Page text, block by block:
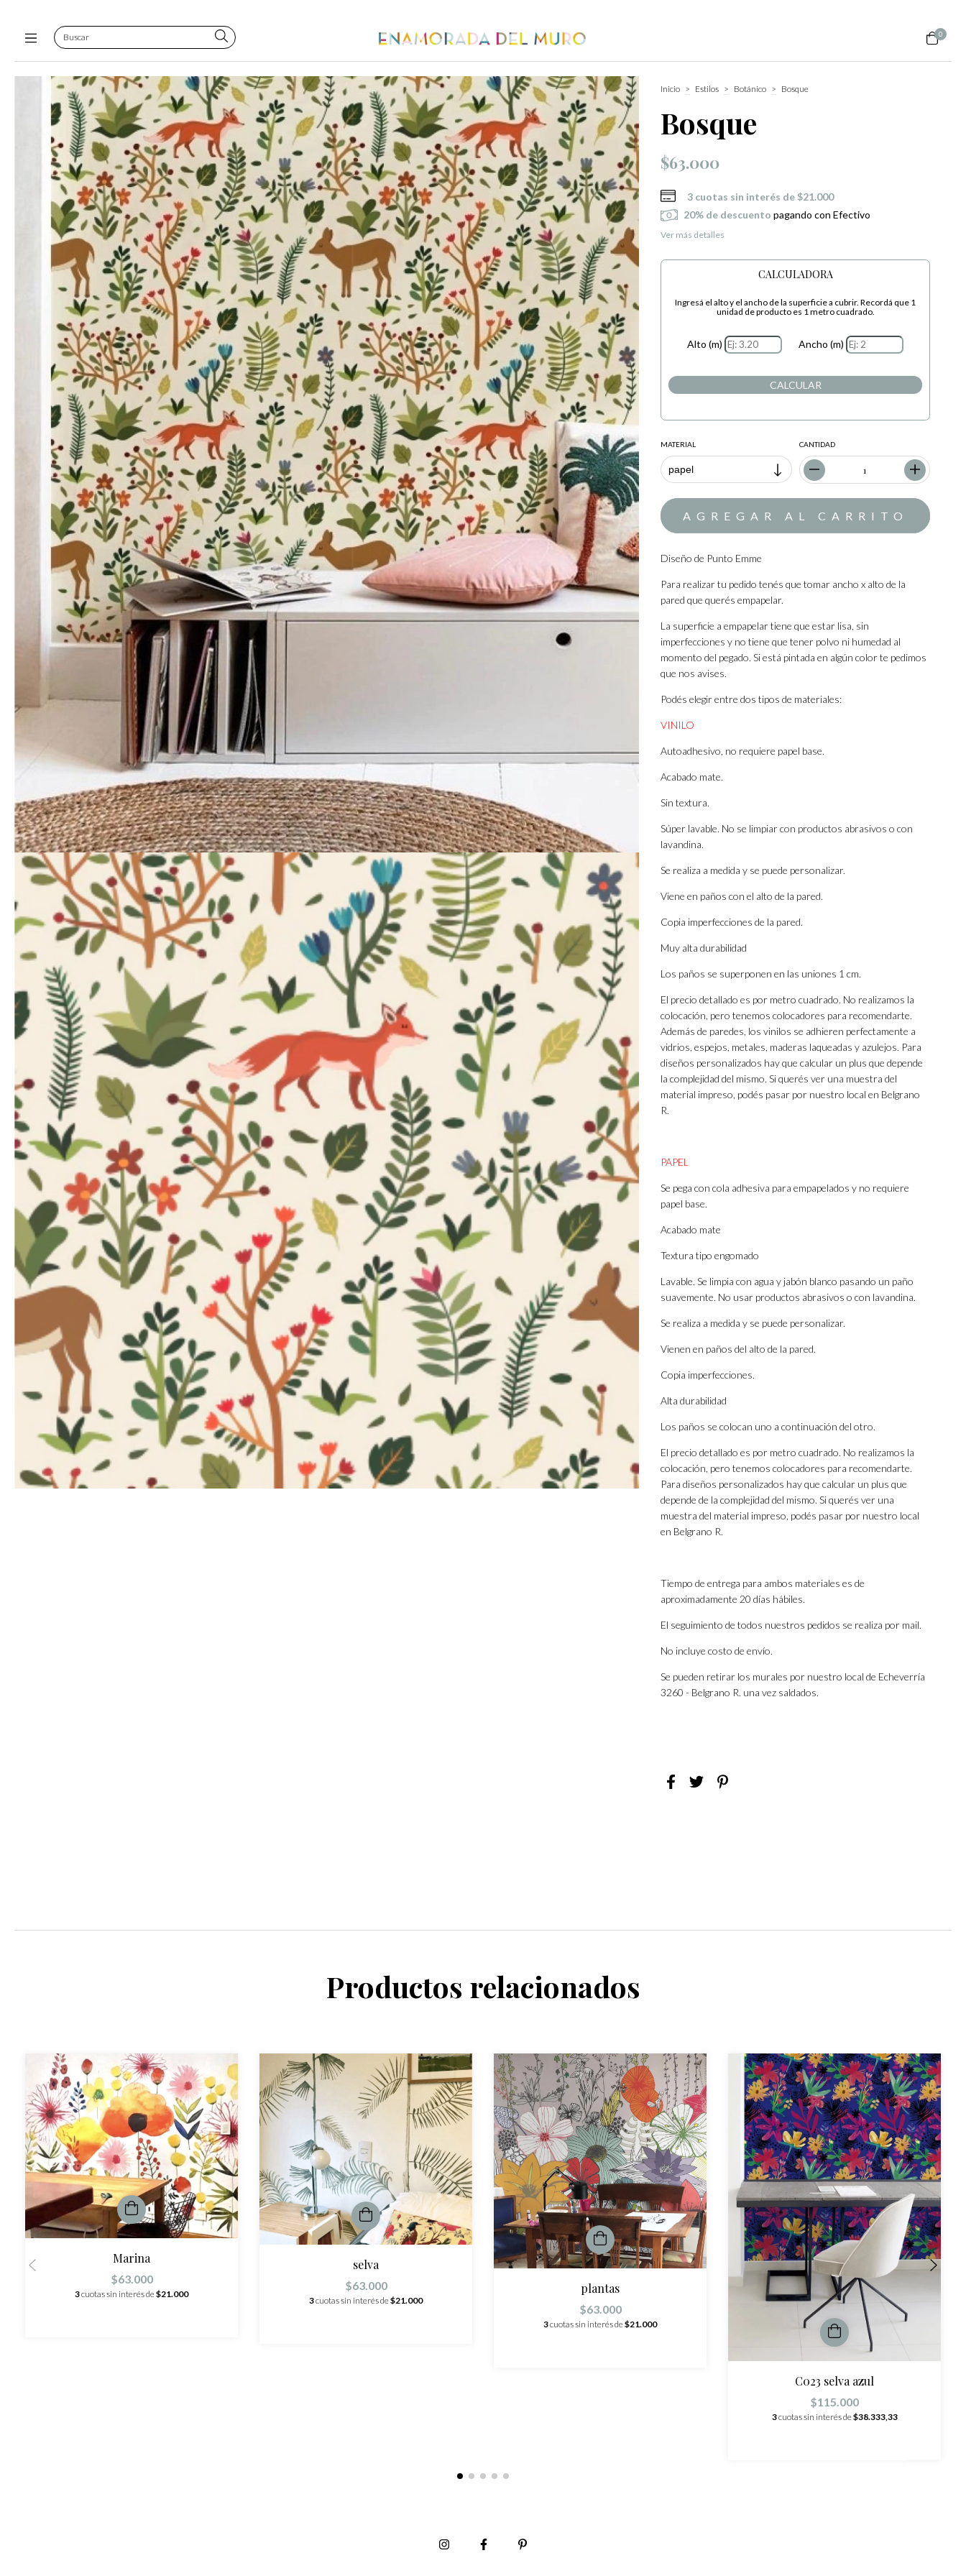
0
Inicio > Estilos > Botánico > Bosque
Bosque
$63.000
3 cuotas sin interés de $21.000
20% de descuento pagando con Efectivo
Ver más detalles
CALCULADORA
Ingresá el alto y el ancho de la superficie a cubrir. Recordá que 1
unidad de producto es 1 metro cuadrado.
Alto (m) Ancho (m)
CALCULAR
MATERIAL CANTIDAD
Diseño de Punto Emme
Para realizar tu pedido tenés que tomar ancho x alto de la
pared que querés empapelar.
La superficie a empapelar tiene que estar lisa, sin
imperfecciones y no tiene que tener polvo ni humedad al
momento del pegado. Si está pintada en algún color te pedimos
que nos avises.
Podés elegir entre dos tipos de materiales:
VINILO
Autoadhesivo, no requiere papel base.
Acabado mate.
Sin textura.
Súper lavable. No se limpiar con productos abrasivos o con
lavandina.
Se realiza a medida y se puede personalizar.
Viene en paños con el alto de la pared.
Copia imperfecciones de la pared.
Muy alta durabilidad
Los paños se superponen en las uniones 1 cm.
El precio detallado es por metro cuadrado. No realizamos la
colocación, pero tenemos colocadores para recomendarte.
Además de paredes, los vinilos se adhieren perfectamente a
vidrios, espejos, metales, maderas laqueadas y azulejos. Para
diseños personalizados hay que calcular un plus que depende
la complejidad del mismo. Si querés ver una muestra del
material impreso, podés pasar por nuestro local en Belgrano
R.
PAPEL
Se pega con cola adhesiva para empapelados y no requiere
papel base.
Acabado mate
Textura tipo engomado
Lavable. Se limpia con agua y jabón blanco pasando un paño
suavemente. No usar productos abrasivos o con lavandina.
Se realiza a medida y se puede personalizar.
Vienen en paños del alto de la pared.
Copia imperfecciones.
Alta durabilidad
Los paños se colocan uno a continuación del otro.
El precio detallado es por metro cuadrado. No realizamos la
colocación, pero tenemos colocadores para recomendarte.
Para diseños personalizados hay que calcular un plus que
depende de la complejidad del mismo. Si querés ver una
muestra del material impreso, podés pasar por nuestro local
en Belgrano R.
Tiempo de entrega para ambos materiales es de
aproximadamente 20 días hábiles.
El seguimiento de todos nuestros pedidos se realiza por mail.
No incluye costo de envío.
Se pueden retirar los murales por nuestro local de Echeverría
3260 - Belgrano R. una vez saldados.
Productos relacionados
Marina
$63.000
3cuotas sin interés de$21.000
selva
$63.000
3cuotas sin interés de$21.000
plantas
$63.000
3cuotas sin interés de$21.000
C023 selva azul
$115.000
3cuotas sin interés de$38.333,33